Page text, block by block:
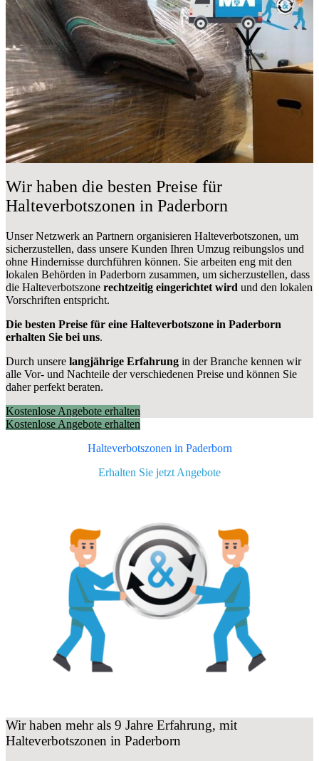
Wir haben die besten Preise für
Halteverbotszonen in Paderborn
Unser Netzwerk an Partnern organisieren Halteverbotszonen, um
sicherzustellen, dass unsere Kunden Ihren Umzug reibungslos und
ohne Hindernisse durchführen können. Sie arbeiten eng mit den
lokalen Behörden in Paderborn zusammen, um sicherzustellen, dass
die Halteverbotszone rechtzeitig eingerichtet wird und den lokalen
Vorschriften entspricht.
Die besten Preise für eine Halteverbotszone in Paderborn
erhalten Sie bei uns.
Durch unsere langjährige Erfahrung in der Branche kennen wir
alle Vor- und Nachteile der verschiedenen Preise und können Sie
daher perfekt beraten.
Kostenlose Angebote erhalten
Kostenlose Angebote erhalten
Halteverbotszonen in Paderborn
Erhalten Sie jetzt Angebote
Wir haben mehr als 9 Jahre Erfahrung, mit
Halteverbotszonen in Paderborn